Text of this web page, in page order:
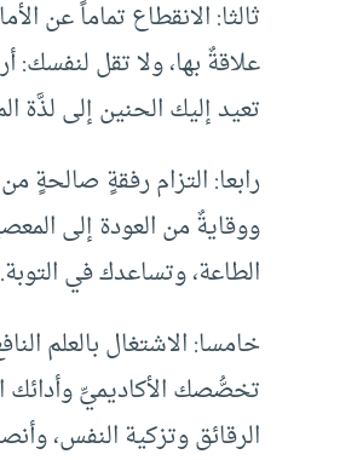
ثالثا: الانقطاع تماماً عن
علاقةٌ بها، ولا تقل لنفسك:
تعيد إليك الحنين إلى لذَّة
رابعا: التزام رفقةٍ صالحةٍ
ووقايةٌ من العودة إلى
الطاعة، وتساعدك في التوبة.
خامسا: الاشتغال بالعلم
تخصُّصك الأكاديميِّ وأدائك
الرقائق وتزكية النفس،